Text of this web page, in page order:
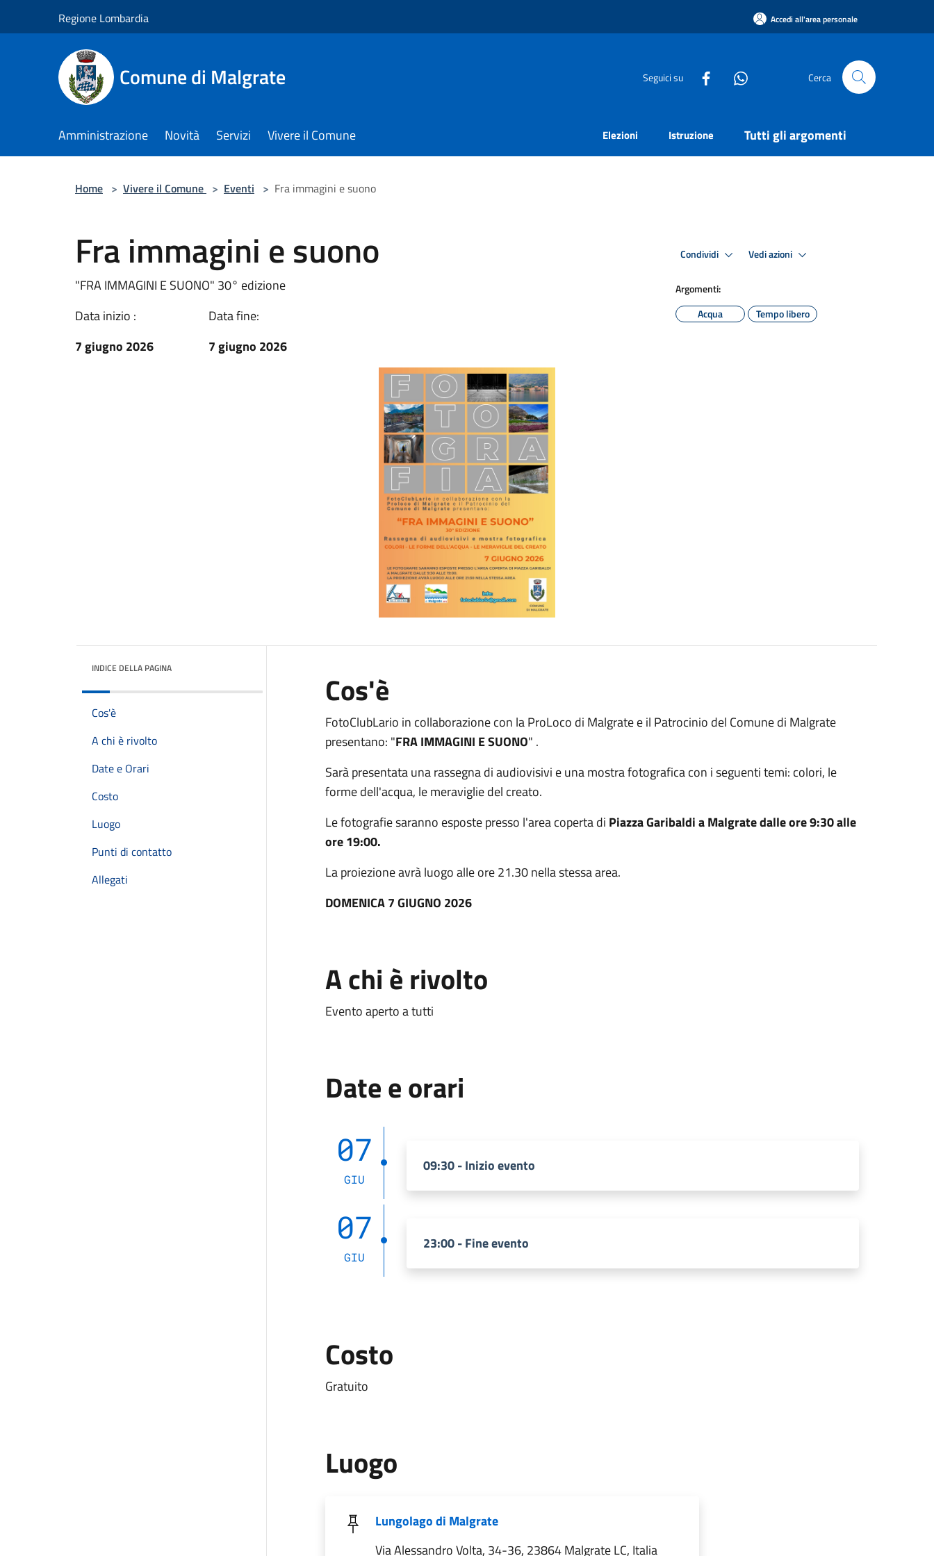
Regione Lombardia Accedi all'area personale
Comune di Malgrate Seguici su Cerca
Amministrazione Novità Servizi Vivere il Comune Elezioni Istruzione Tutti gli argomenti
Home > Vivere il Comune > Eventi > Fra immagini e suono
Fra immagini e suono
"FRA IMMAGINI E SUONO" 30° edizione
Data inizio :
7 giugno 2026
Data fine:
7 giugno 2026
Condividi Vedi azioni
Argomenti:
Acqua
Tempo libero
INDICE DELLA PAGINA
Cos'è
A chi è rivolto
Date e Orari
Costo
Luogo
Punti di contatto
Allegati
Cos'è
FotoClubLario in collaborazione con la ProLoco di Malgrate e il Patrocinio del Comune di Malgrate
presentano: "FRA IMMAGINI E SUONO" .
Sarà presentata una rassegna di audiovisivi e una mostra fotografica con i seguenti temi: colori, le
forme dell'acqua, le meraviglie del creato.
Le fotografie saranno esposte presso l'area coperta di Piazza Garibaldi a Malgrate dalle ore 9:30 alle
ore 19:00.
La proiezione avrà luogo alle ore 21.30 nella stessa area.
DOMENICA 7 GIUGNO 2026
A chi è rivolto
Evento aperto a tutti
Date e orari
07
GIU
09:30 - Inizio evento
07
GIU
23:00 - Fine evento
Costo
Gratuito
Luogo
Lungolago di Malgrate
Via Alessandro Volta, 34-36, 23864 Malgrate LC, Italia